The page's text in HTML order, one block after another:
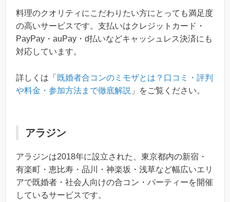
料理のクオリティにこだわりたい方にとっても満足度
の高いサービスです。支払いはクレジットカード・
PayPay・auPay・d払いなどキャッシュレス決済にも
対応しています。
詳しくは「 既婚者合コンのミモザとは？口コミ・評判
や料金・参加方法まで徹底解説 」をご覧ください。
アラジン
アラジンは2018年に設立された、東京都内の新宿・
有楽町・恵比寿・品川・神楽坂・浅草など幅広いエリ
アで既婚者・社会人向けの合コン・パーティーを開催
しているサービスです。